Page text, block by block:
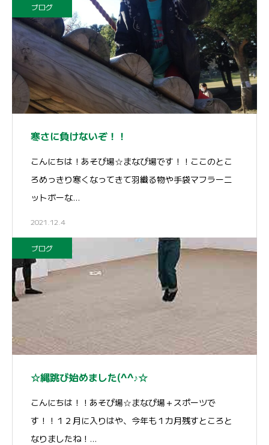
ブログ
寒さに負けないぞ！！
こんにちは！あそび場☆まなび場です！！ここのとこ
ろめっきり寒くなってきて羽織る物や手袋マフラーニ
ットボーな…
2021.12.4
ブログ
☆縄跳び始めました(^^♪☆
こんにちは！！あそび場☆まなび場＋スポーツで
す！！１２月に入りはや、今年も１カ月残すところと
なりましたね！…